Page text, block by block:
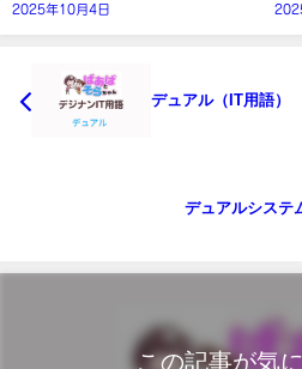
2025年10月4日
デュアル（IT用語）
デュアルシステ
この記事が気